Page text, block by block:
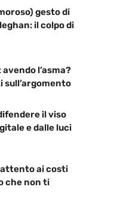
gesto di
il colpo di
l’asma?
sull’argomento
il viso
e dalle luci
attento ai costi
che non ti